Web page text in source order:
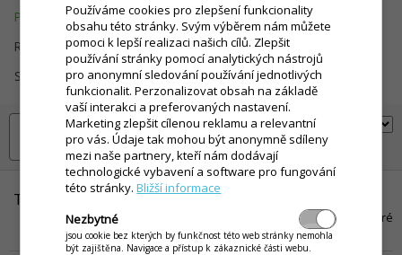
Prodejní položky
Receptury / Výroba
Registrace
Sklad
Slevy a Kredit
Statistiky / Rozbory
Typy skladových karet a jejich význam v aplikaci
V tomto návodu jsou popsány jednotlivé typy skladových karet, které
je možné v aplikaci iKelp Pokladna vytvořit.Víc...
Používáme cookies pro zlepšení funkcionality
obsahu této stránky. Svým výběrem nám můžete
pomoci k lepší realizaci našich cílů. Zlepšit
používání stránky pomocí analytických nástrojů
pro anonymní sledování používání jednotlivých
funkcionalit. Perzonalizovat obsah na základě
vaší interakci a preferovaných nastavení.
Marketing zlepšit cílenou reklamu a relevantní
pro vás. Údaje tak mohou být anonymně sdíleny
mezi naše partnery, kteří nám dodávají
technologické vybavení a software pro fungování
této stránky.Bližší informace
Nezbytné
jsou cookie bez kterých by funkčnost této web stránky nemohla
být zajištěna. Navigace a přístup k zákaznické části webu.